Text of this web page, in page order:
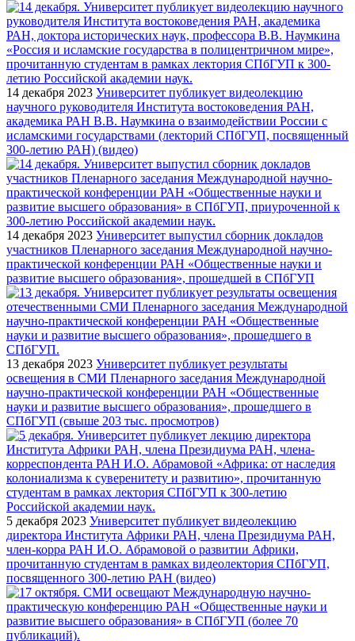
14 декабря 2023 Университет публикует видеолекцию
научного руководителя Института востоковедения РАН,
академика РАН В.В. Наумкина о взаимодействии России с
исламскими государствами (лекторий СПбГУП, посвященный
300-летию РАН) (видео)
14 декабря 2023 Университет выпустил сборник докладов
участников Пленарного заседания Международной научно-
практической конференции РАН «Общественные науки и
развитие высшего образования», прошедшей в СПбГУП
13 декабря 2023 Университет публикует результаты
освещения в СМИ Пленарного заседания Международной
научно-практической конференции РАН «Общественные
науки и развитие высшего образования», прошедшего в
СПбГУП (свыше 203 тыс. просмотров)
5 декабря 2023 Университет публикует видеолекцию
директора Института Африки РАН, члена Президиума РАН,
член-корра РАН И.О. Абрамовой о развитии Африки,
прочитанную студентам в рамках видеолектория СПбГУП,
посвященного 300-летию РАН (видео)